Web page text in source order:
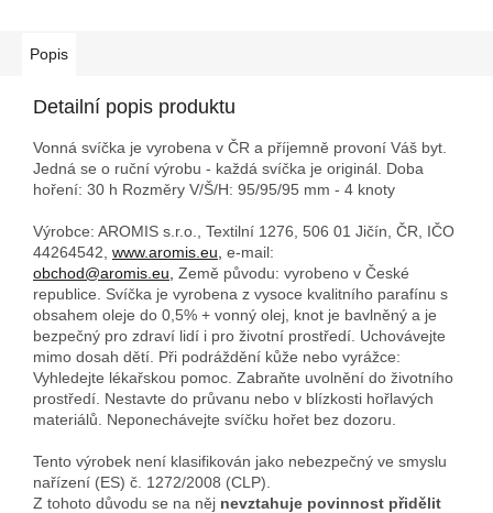
Popis
Detailní popis produktu
Vonná svíčka je vyrobena v ČR a příjemně provoní Váš byt.
Jedná se o ruční výrobu - každá svíčka je originál. Doba
hoření: 30 h Rozměry V/Š/H: 95/95/95 mm - 4 knoty
Výrobce: AROMIS s.r.o., Textilní 1276, 506 01 Jičín, ČR, IČO
44264542, www.aromis.eu, e-mail:
obchod@aromis.eu, Země původu: vyrobeno v České
republice. Svíčka je vyrobena z vysoce kvalitního parafínu s
obsahem oleje do 0,5% + vonný olej, knot je bavlněný a je
bezpečný pro zdraví lidí i pro životní prostředí. Uchovávejte
mimo dosah dětí. Při podráždění kůže nebo vyrážce:
Vyhledejte lékařskou pomoc. Zabraňte uvolnění do životního
prostředí. Nestavte do průvanu nebo v blízkosti hořlavých
materiálů. Neponechávejte svíčku hořet bez dozoru.
Tento výrobek není klasifikován jako nebezpečný ve smyslu
nařízení (ES) č. 1272/2008 (CLP).
Z tohoto důvodu se na něj nevztahuje povinnost přidělit